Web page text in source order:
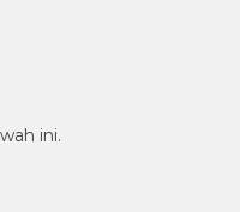
ini.